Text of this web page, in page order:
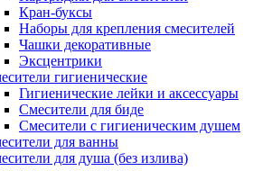
Кран-буксы
Наборы для крепления смесителей
Чашки декоративные
Эксцентрики
гигиенические
Гигиенические лейки и аксессуары
Смесители для биде
Смесители с гигиеническим душем
для ванны
для душа (без излива)